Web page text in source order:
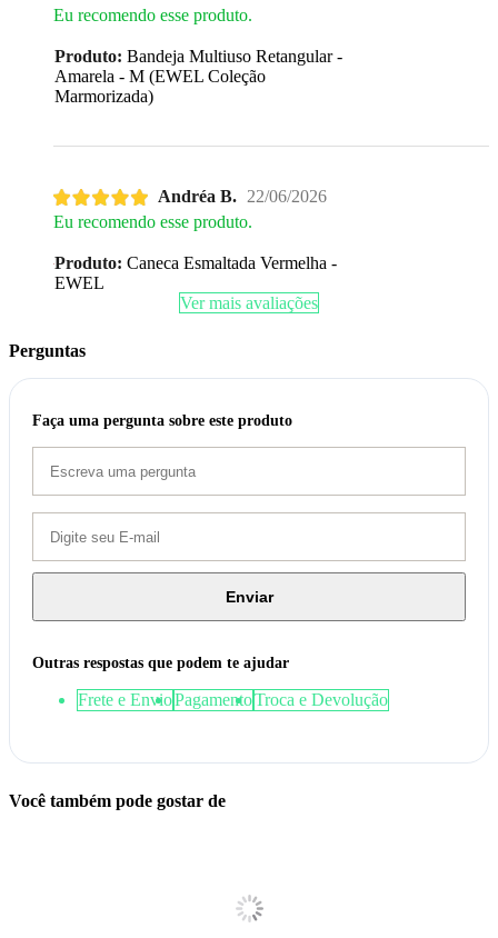
Eu recomendo esse produto.
Produto: Bandeja Multiuso Retangular -
Amarela - M (EWEL Coleção
Marmorizada)
Andréa B. 22/06/2026
Eu recomendo esse produto.
Produto: Caneca Esmaltada Vermelha -
EWEL
Ver mais avaliações
Perguntas
Faça uma pergunta sobre este produto
Enviar
Outras respostas que podem te ajudar
Frete e EnvioPagamentoTroca e Devolução
Você também pode gostar de